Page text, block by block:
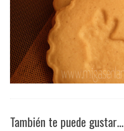
También te puede gustar…